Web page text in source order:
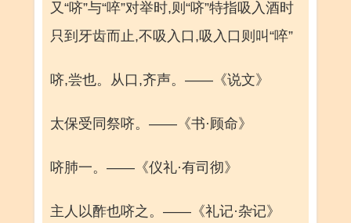
又“哜”与“啐”对举时,则“哜”特指吸入酒时
只到牙齿而止,不吸入口,吸入口则叫“啐”
哜,尝也。从口,齐声。——《说文》
太保受同祭哜。——《书·顾命》
哜肺一。——《仪礼·有司彻》
主人以酢也哜之。——《礼记·杂记》